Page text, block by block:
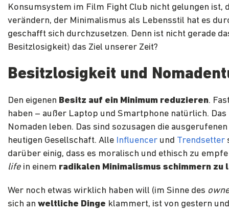
Konsumsystem im Film Fight Club nicht gelungen ist,
verändern, der Minimalismus als Lebensstil hat es
geschafft sich durchzusetzen. Denn ist nicht gerade
Besitzlosigkeit) das Ziel unserer Zeit?
Besitzlosigkeit und
Den eigenen Besitz auf ein Minimum reduzieren.
haben – außer Laptop und Smartphone natürlich. Das
Nomaden leben. Das sind sozusagen die
heutigen Gesellschaft. Alle Influencer und Trendsetter
darüber einig, dass es moralisch und ethisch zu
life in einem radikalen Minimalismus schimmern zu
Wer noch etwas wirklich haben will (im Sinne des
sich an weltliche Dinge klammert, ist von gestern